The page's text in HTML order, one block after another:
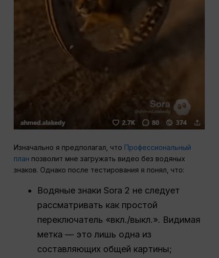
Изначально я предполагал, что Профессиональный
план позволит мне загружать видео без водяных
знаков. Однако после тестирования я понял, что:
Водяные знаки Sora 2 не следует
рассматривать как простой
переключатель «вкл./выкл.». Видимая
метка — это лишь одна из
составляющих общей картины;